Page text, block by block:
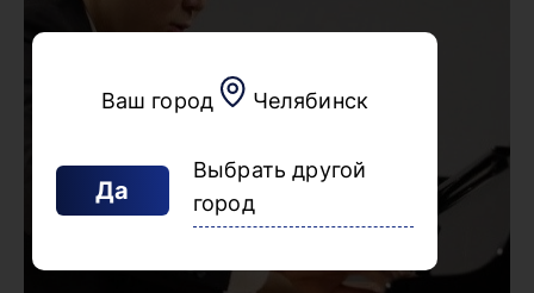
Ваш город Челябинск
Да
Выбрать другой
город